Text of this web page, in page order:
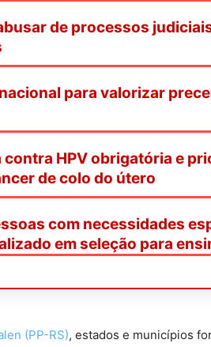
de processos
para valorizar
HPV obrigatória e
de colo do útero
com necessidades
em seleção para
(PP-RS), estados e municípios